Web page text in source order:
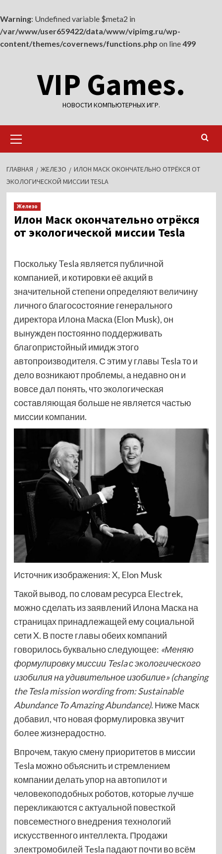
Warning: Undefined variable $meta2 in
/var/www/user659422/data/www/vipimg.ru/wp-
content/themes/covernews/functions.php on line499
содержимомуVIP Games.
НОВОСТИ КОМПЬЮТЕРНЫХ ИГР.
меню
ГЛАВНАЯ ЖЕЛЕЗО
ИЛОН МАСК ОКОНЧАТЕЛЬНО ОТРЁКСЯ ОТ
ЭКОЛОГИЧЕСКОЙ МИССИИ TESLA
Железо
Илон Маск окончательно отрёкся
от экологической миссии Tesla
Поскольку Tesla является публичной
компанией, и котировки её акций в
значительной степени определяют величину
личного благосостояние генерального
директора Илона Маска (Elon Musk), он
вынужден постоянно поддерживать
благопристойный имидж этого
автопроизводителя. С этим у главы Tesla то и
дело возникают проблемы, а недавно он и
вовсе дал понять, что экологическая
составляющая больше не является частью
миссии компании.
Источник изображения: X, Elon Musk
Такой вывод, по словам ресурса Electrek,
можно сделать из заявлений Илона Маска на
страницах принадлежащей ему социальной
сети X. В посте главы обеих компаний
говорилось буквально следующее: «Меняю
формулировку миссии Tesla с экологического
изобилия на удивительное изобилие» (changing
the Tesla mission wording from: Sustainable
Abundance To Amazing Abundance). Ниже Маск
добавил, что новая формулировка звучит
более жизнерадостно.
Впрочем, такую смену приоритетов в миссии
Tesla можно объяснить и стремлением
компании делать упор на автопилот и
человекоподобных роботов, которые лучше
перекликаются с актуальной повесткой
повсеместного внедрения технологий
искусственного интеллекта. Продажи
электромобилей Tesla падают почти во всём